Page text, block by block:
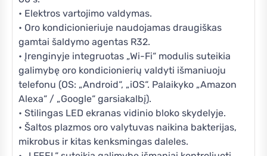
• Elektros vartojimo valdymas.
• Oro kondicionieriuje naudojamas draugiškas
gamtai šaldymo agentas R32.
• Įrenginyje integruotas „Wi-Fi“ modulis suteikia
galimybę oro kondicionierių valdyti išmaniuoju
telefonu (OS: „Android“, „iOS“. Palaikyko „Amazon
Alexa“ / „Google“ garsiakalbį).
• Stilingas LED ekranas vidinio bloko skydelyje.
• Šaltos plazmos oro valytuvas naikina bakterijas,
mikrobus ir kitas kenksmingas daleles.